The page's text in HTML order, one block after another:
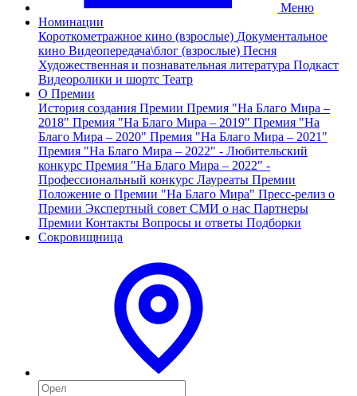
Меню
Номинации
Короткометражное кино (взрослые) Документальное
кино Видеопередача\блог (взрослые) Песня
Художественная и познавательная литература Подкаст
Видеоролики и шортс Театр
О Премии
История создания Премии Премия "На Благо Мира –
2018" Премия "На Благо Мира – 2019" Премия "На
Благо Мира – 2020" Премия "На Благо Мира – 2021"
Премия "На Благо Мира – 2022" - Любительский
конкурс Премия "На Благо Мира – 2022" -
Профессиональный конкурс Лауреаты Премии
Положение о Премии "На Благо Мира" Пресс-релиз о
Премии Экспертный совет СМИ о нас Партнеры
Премии Контакты Вопросы и ответы Подборки
Сокровищница